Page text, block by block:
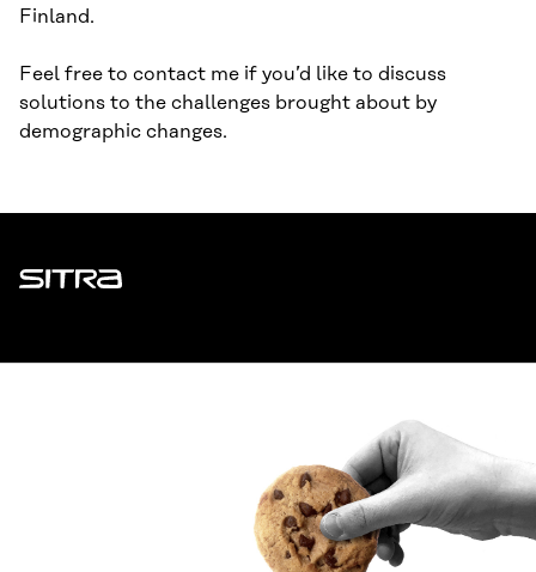
Finland.
Feel free to contact me if you’d like to discuss
solutions to the challenges brought about by
demographic changes.
Sitra